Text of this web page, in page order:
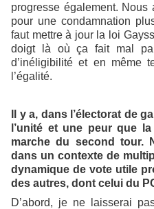
progresse également. Nous
pour une condamnation
faut mettre à jour la loi
doigt là où ça fait mal
d’inéligibilité et en même
l’égalité.
Il y a, dans l’électorat de
l’unité et une peur que
marche du second tour.
dans un contexte de
dynamique de vote utile
des autres, dont celui du
D’abord, je ne laisserai